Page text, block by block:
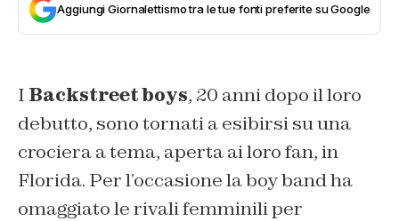
Aggiungi Giornalettismo tra le tue fonti preferite su Google
I Backstreet boys, 20 anni dopo il loro
debutto, sono tornati a esibirsi su una
crociera a tema, aperta ai loro fan, in
Florida. Per l’occasione la boy band ha
omaggiato le rivali femminili per